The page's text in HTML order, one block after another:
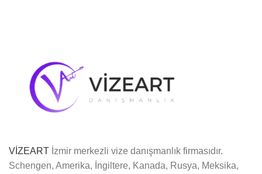
VİZEART İzmir merkezli vize danışmanlık firmasıdır.
Schengen, Amerika, İngiltere, Kanada, Rusya, Meksika,